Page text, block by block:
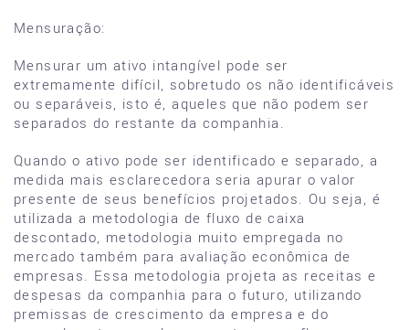
Mensuração:
Mensurar um ativo intangível pode ser
extremamente difícil, sobretudo os não identificáveis
ou separáveis, isto é, aqueles que não podem ser
separados do restante da companhia.
Quando o ativo pode ser identificado e separado, a
medida mais esclarecedora seria apurar o valor
presente de seus benefícios projetados. Ou seja, é
utilizada a metodologia de fluxo de caixa
descontado, metodologia muito empregada no
mercado também para avaliação econômica de
empresas. Essa metodologia projeta as receitas e
despesas da companhia para o futuro, utilizando
premissas de crescimento da empresa e do